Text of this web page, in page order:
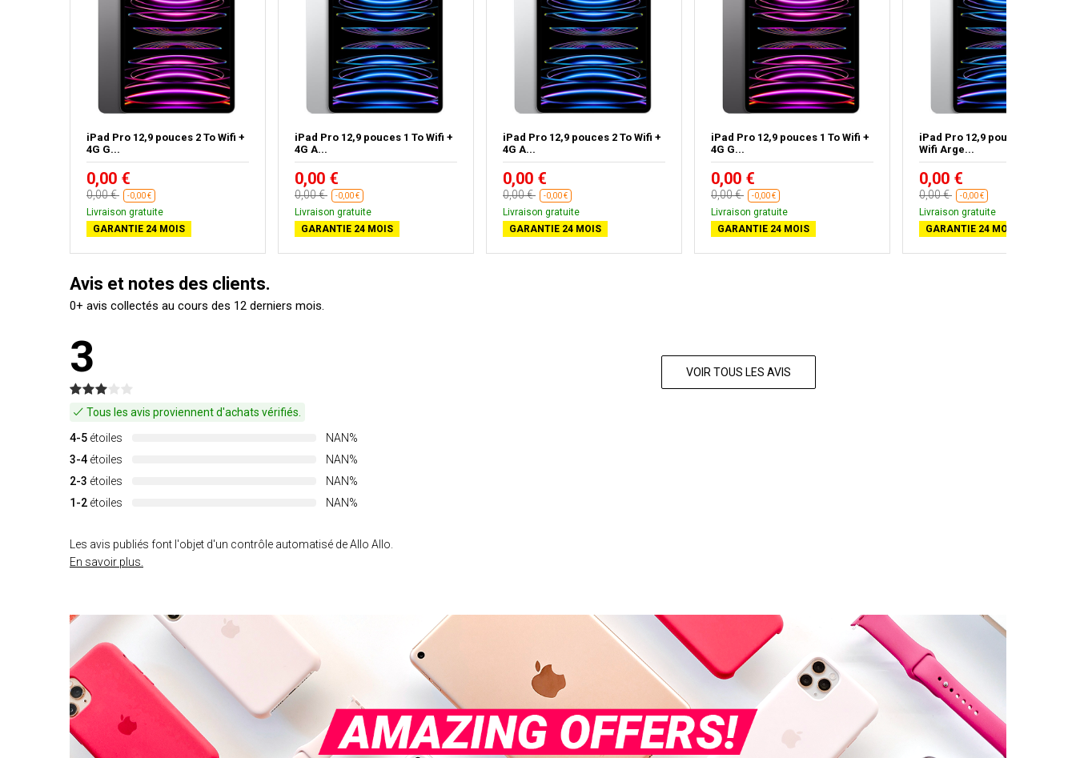
iPad Pro 12,9 pouces 2 To Wifi +
4G G...
0,00 €
0,00 € -0,00 €
Livraison gratuite
GARANTIE 24 MOIS
iPad Pro 12,9 pouces 1 To Wifi +
4G A...
0,00 €
0,00 € -0,00 €
Livraison gratuite
GARANTIE 24 MOIS
iPad Pro 12,9 pouces 2 To Wifi +
4G A...
0,00 €
0,00 € -0,00 €
Livraison gratuite
GARANTIE 24 MOIS
iPad Pro 12,9 pouces 1 To Wifi +
4G G...
0,00 €
0,00 € -0,00 €
Livraison gratuite
GARANTIE 24 MOIS
iPad Pro 12,9 pouces 128 Go
Wifi Arge...
0,00 €
0,00 € -0,00 €
Livraison gratuite
GARANTIE 24 MOIS
Avis et notes des clients.
0+ avis collectés au cours des 12 derniers mois.
3
Tous les avis proviennent d'achats vérifiés.
4-5 étoiles
NAN%
3-4 étoiles
NAN%
2-3 étoiles
NAN%
1-2 étoiles NAN%
Les avis publiés font l'objet d'un contrôle automatisé de Allo Allo.
En savoir plus.
VOIR TOUS LES AVIS